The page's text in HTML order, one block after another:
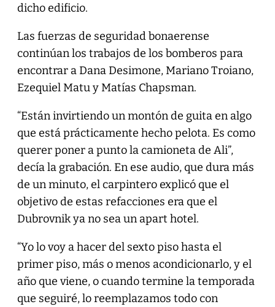
dicho edificio.
Las fuerzas de seguridad bonaerense
continúan los trabajos de los bomberos para
encontrar a Dana Desimone, Mariano Troiano,
Ezequiel Matu y Matías Chapsman.
“Están invirtiendo un montón de guita en algo
que está prácticamente hecho pelota. Es como
querer poner a punto la camioneta de Ali”,
decía la grabación. En ese audio, que dura más
de un minuto, el carpintero explicó que el
objetivo de estas refacciones era que el
Dubrovnik ya no sea un apart hotel.
“Yo lo voy a hacer del sexto piso hasta el
primer piso, más o menos acondicionarlo, y el
año que viene, o cuando termine la temporada
que seguiré, lo reemplazamos todo con